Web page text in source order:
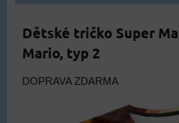
Dětské tričko Super
Mario, typ 2
DOPRAVA ZDARMA